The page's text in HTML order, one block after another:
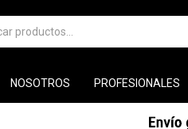
NOSOTROS PROFESIONALES